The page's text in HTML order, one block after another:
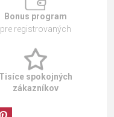
Bonus program
pre registrovaných
Tisíce spokojných
zákazníkov